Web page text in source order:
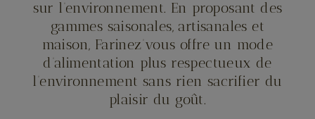
sur l’environnement. En proposant des
gammes saisonales, artisanales et
maison, Farinez’vous offre un mode
d’alimentation plus respectueux de
l’environnement sans rien sacrifier du
plaisir du goût.